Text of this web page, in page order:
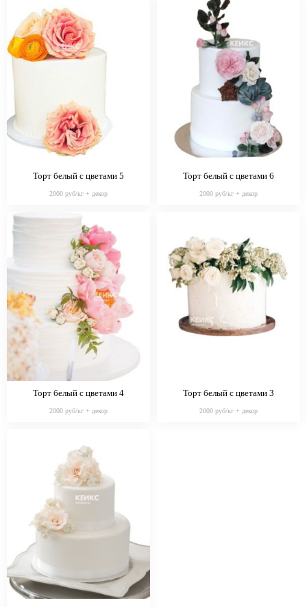
Торт белый с цветами 5
2000 руб/кг + декор
Торт белый с цветами 6
2000 руб/кг + декор
Торт белый с цветами 4
2000 руб/кг + декор
Торт белый с цветами 3
2000 руб/кг + декор